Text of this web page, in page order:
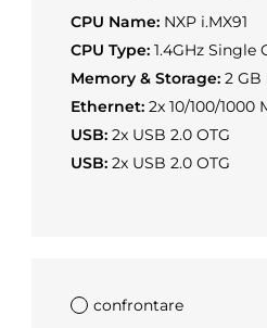
CPU Name: NXP i.MX91
CPU Type: 1.4GHz Single
Memory & Storage: 2 GB
Ethernet: 2x 10/100/1000
USB: 2x USB 2.0 OTG
USB: 2x USB 2.0 OTG
confrontare